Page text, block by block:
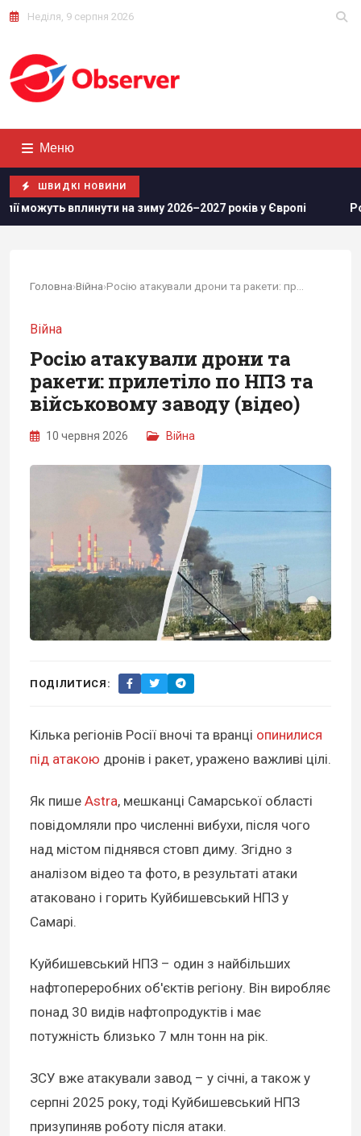
Неділя, 9 серпня 2026
Меню
ШВИДКІ НОВИНИ
на зиму 2026–2027 років у Європі Росіяни просунулися
Головна›Війна›
Війна
Росію атакували дрони та
ракети: прилетіло по НПЗ та
військовому заводу (відео)
10 червня 2026 Війна
ПОДІЛИТИСЯ:
Кілька регіонів Росії вночі та вранці опинилися
під атакою дронів і ракет, уражено важливі цілі.
Як пише Astra, мешканці Самарської області
повідомляли про численні вибухи, після чого
над містом піднявся стовп диму. Згідно з
аналізом відео та фото, в результаті атаки
атаковано і горить Куйбишевський НПЗ у
Самарі.
Куйбишевський НПЗ – один з найбільших
нафтопереробних об'єктів регіону. Він виробляє
понад 30 видів нафтопродуктів і має
потужність близько 7 млн тонн на рік.
ЗСУ вже атакували завод – у січні, а також у
серпні 2025 року, тоді Куйбишевський НПЗ
призупиняв роботу після атаки.